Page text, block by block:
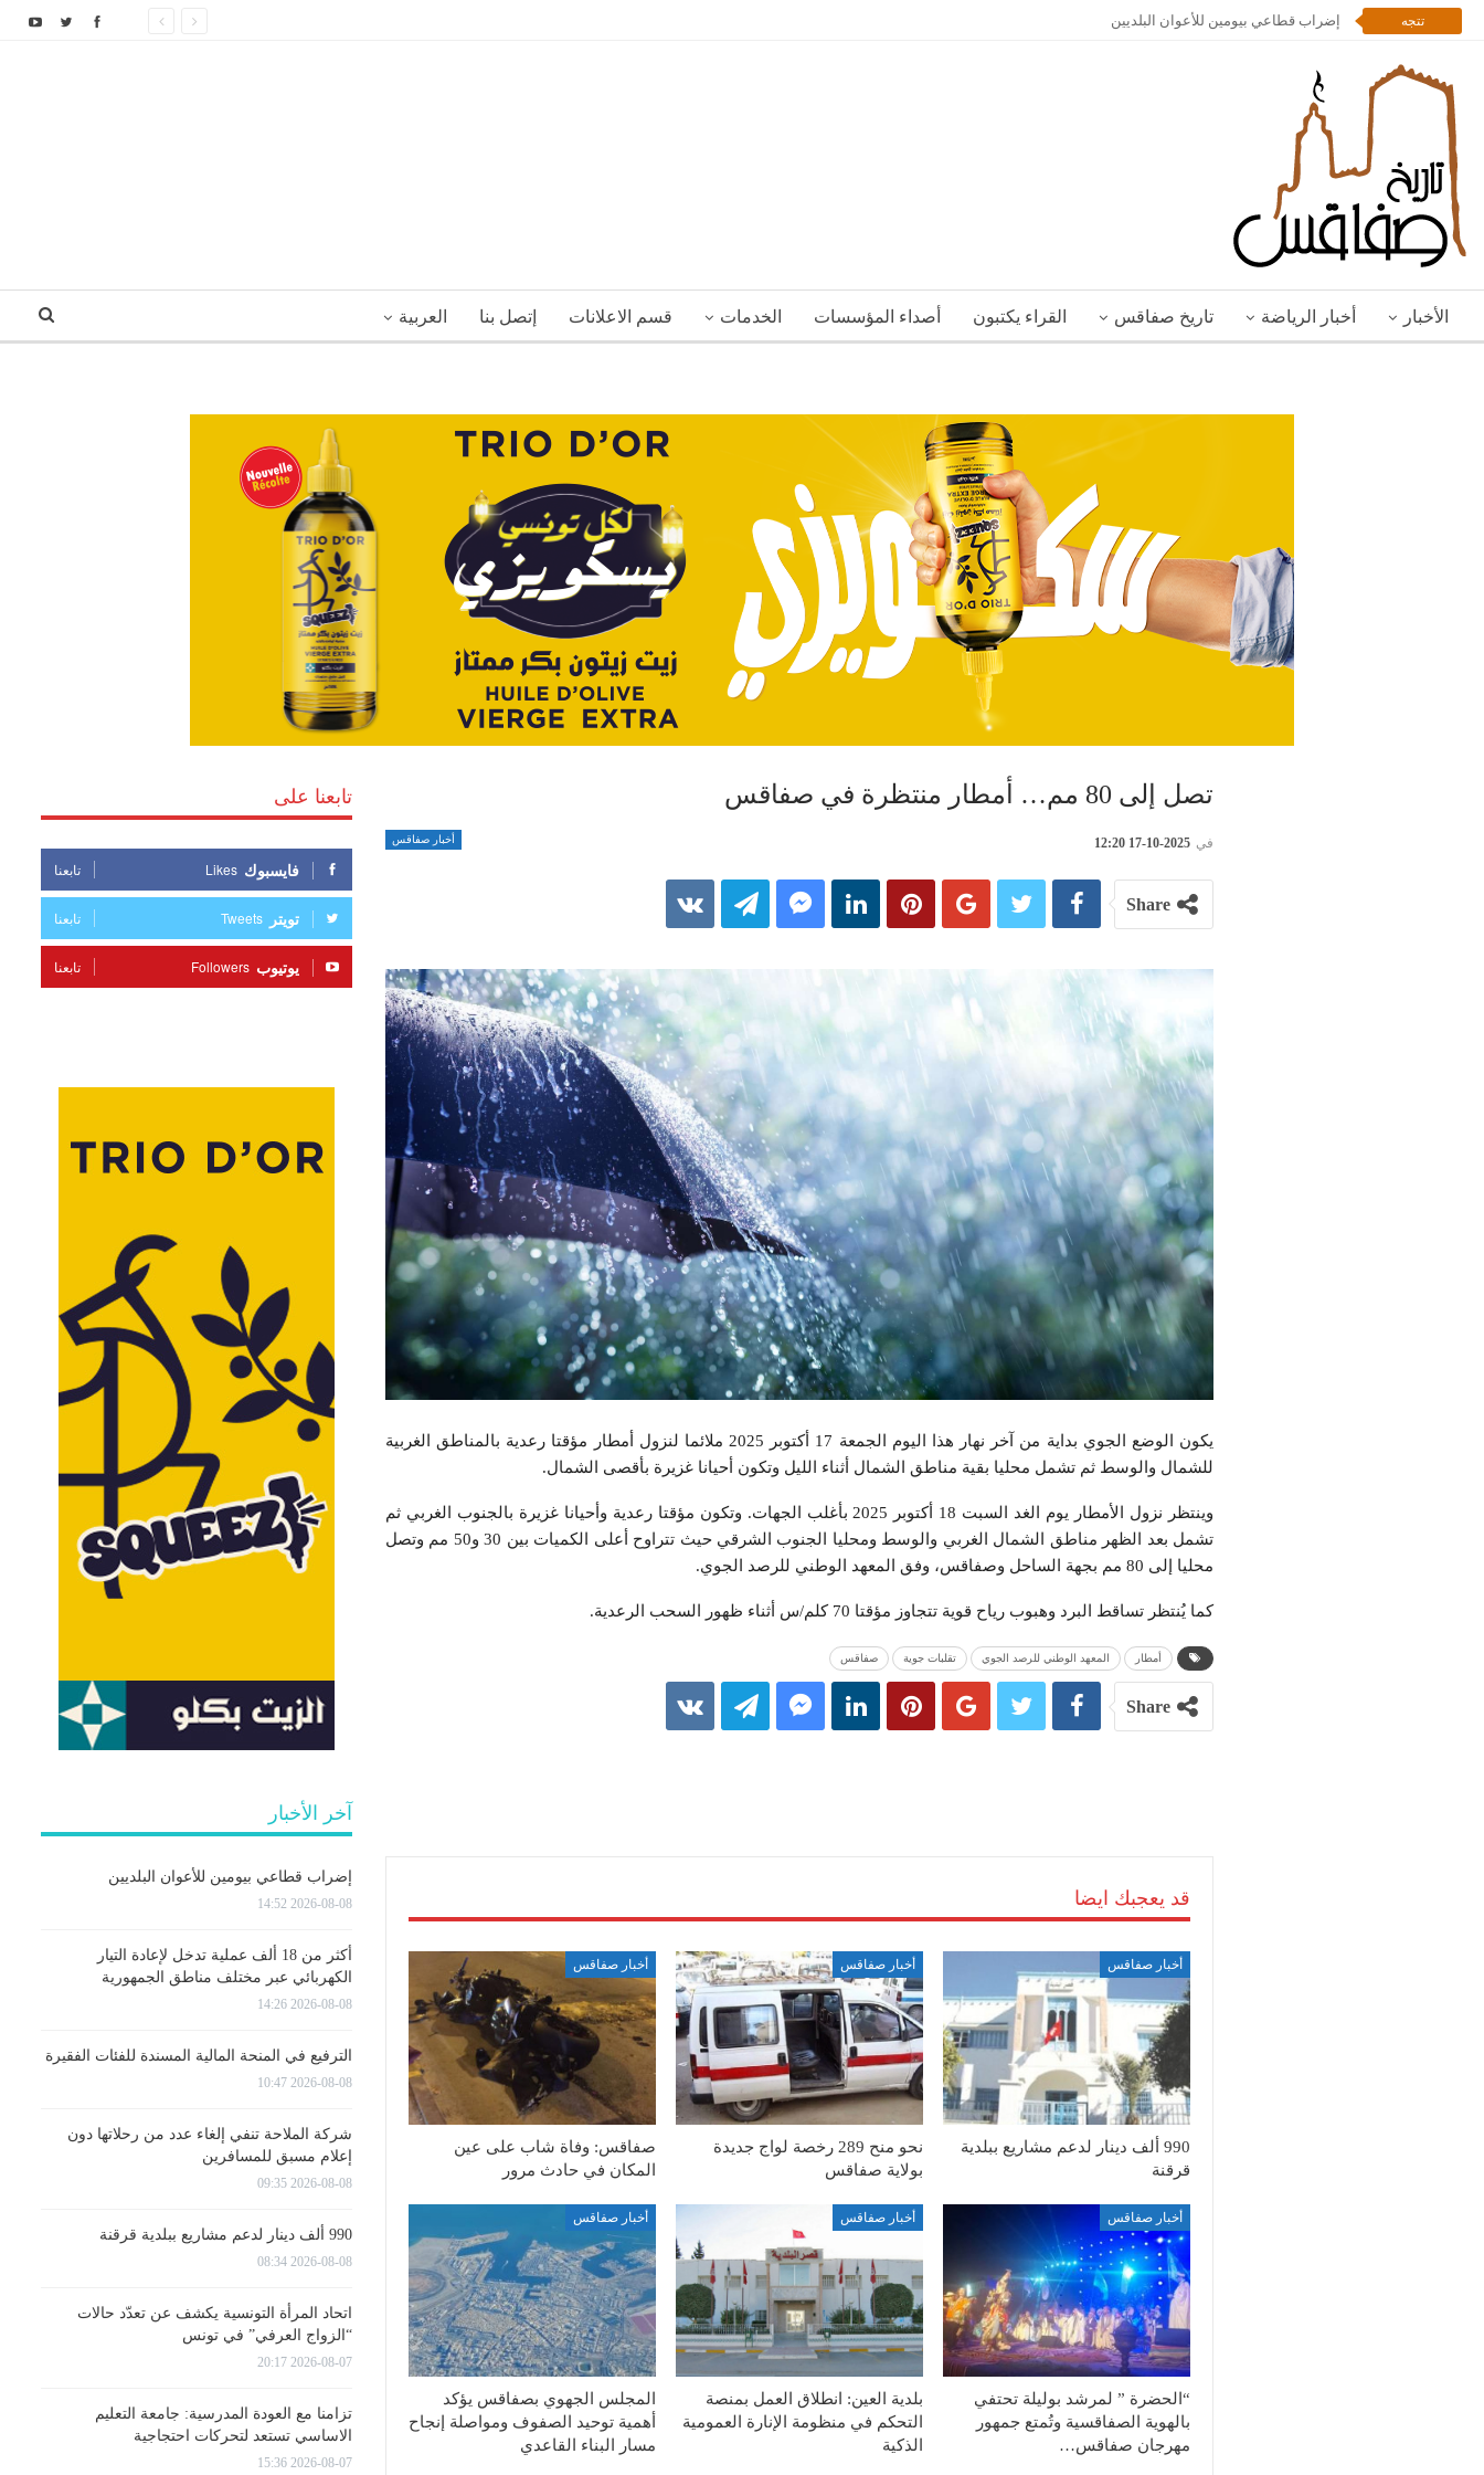
تتجه إضراب قطاعي بيومين للأعوان البلديين
الأخبار أخبار الرياضة تاريخ صفاقس القراء يكتبون أصداء المؤسسات الخدمات قسم الاعلانات إتصل بنا العربية
تصل إلى 80 مم… أمطار منتظرة في صفاقس
أخبار صفاقس في 2025-10-17 12:20
Share
يكون الوضع الجوي بداية من آخر نهار هذا اليوم الجمعة 17 أكتوبر 2025 ملائما لنزول أمطار مؤقتا رعدية بالمناطق الغربية
للشمال والوسط ثم تشمل محليا بقية مناطق الشمال أثناء الليل وتكون أحيانا غزيرة بأقصى الشمال.
وينتظر نزول الأمطار يوم الغد السبت 18 أكتوبر 2025 بأغلب الجهات. وتكون مؤقتا رعدية وأحيانا غزيرة بالجنوب الغربي ثم
تشمل بعد الظهر مناطق الشمال الغربي والوسط ومحليا الجنوب الشرقي حيث تتراوح أعلى الكميات بين 30 و50 مم وتصل
محليا إلى 80 مم بجهة الساحل وصفاقس، وفق المعهد الوطني للرصد الجوي.
كما يُنتظر تساقط البرد وهبوب رياح قوية تتجاوز مؤقتا 70 كلم/س أثناء ظهور السحب الرعدية.
أمطار المعهد الوطني للرصد الجوي تقلبات جوية صفاقس
Share
قد يعجبك ايضا
أخبار صفاقس
990 ألف دينار لدعم مشاريع ببلدية
قرقنة
أخبار صفاقس
نحو منح 289 رخصة لواج جديدة
بولاية صفاقس
أخبار صفاقس
صفاقس: وفاة شاب على عين
المكان في حادث مرور
أخبار صفاقس
“الحضرة ” لمرشد بوليلة تحتفي
بالهوية الصفاقسية وتُمتع جمهور
مهرجان صفاقس…
أخبار صفاقس
بلدية العين: انطلاق العمل بمنصة
التحكم في منظومة الإنارة العمومية
الذكية
أخبار صفاقس
المجلس الجهوي بصفاقس يؤكد
أهمية توحيد الصفوف ومواصلة إنجاح
مسار البناء القاعدي
تابعنا على
فايسبوك Likes تابعنا
تويتر Tweets تابعنا
يوتيوب Followers تابعنا
آخر الأخبار
إضراب قطاعي بيومين للأعوان البلديين
2026-08-08 14:52
أكثر من 18 ألف عملية تدخل لإعادة التيار
الكهربائي عبر مختلف مناطق الجمهورية
2026-08-08 14:26
الترفيع في المنحة المالية المسندة للفئات الفقيرة
2026-08-08 10:47
شركة الملاحة تنفي إلغاء عدد من رحلاتها دون
إعلام مسبق للمسافرين
2026-08-08 09:35
990 ألف دينار لدعم مشاريع ببلدية قرقنة
2026-08-08 08:34
اتحاد المرأة التونسية يكشف عن تعدّد حالات
“الزواج العرفي” في تونس
2026-08-07 20:17
تزامنا مع العودة المدرسية: جامعة التعليم
الاساسي تستعد لتحركات احتجاجية
2026-08-07 15:36